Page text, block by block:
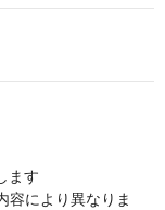
ます
容により異なりま